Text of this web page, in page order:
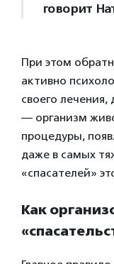
говорит
При этом
активно
своего
— организм
процедуры,
даже в самых
«спасателей»
Как